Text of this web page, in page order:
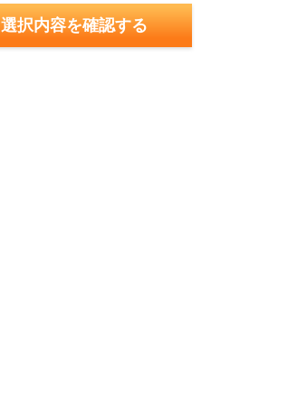
選択内容を確認する